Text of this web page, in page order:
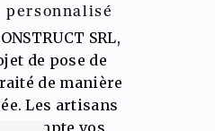
personnalisé
SRL,
de pose de
de manière
Les artisans
compte vos